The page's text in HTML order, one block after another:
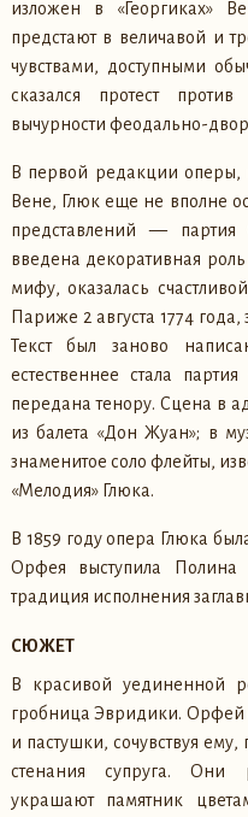
изложен в «Георгиках»
предстают в величавой и
чувствами, доступными
сказался протест
вычурности феодально-
В первой редакции оперы,
Вене, Глюк еще не вполне
представлений — партия
введена декоративная
мифу, оказалась
Париже 2 августа 1774 года,
Текст был заново
естественнее стала
передана тенору. Сцена в
из балета «Дон Жуан»; в
знаменитое соло флейты,
«Мелодия» Глюка.
В 1859 году опера Глюка
Орфея выступила Полина
традиция исполнения
СЮЖЕТ
В красивой уединенной
гробница Эвридики. Орфей
и пастушки, сочувствуя
стенания супруга. Они
украшают памятник